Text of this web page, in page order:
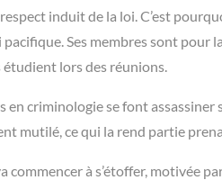
induit de la loi. C’est
pacifique. Ses membres sont
étudient lors des réunions.
en criminologie se font assassiner
mutilé, ce qui la rend partie
commencer à s’étoffer, motivée